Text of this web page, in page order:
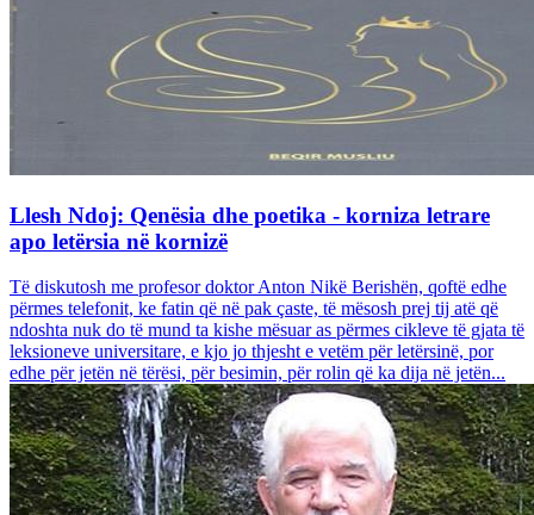
Llesh Ndoj: Qenësia dhe poetika - korniza letrare
apo letërsia në kornizë
Të diskutosh me profesor doktor Anton Nikë Berishën, qoftë edhe
përmes telefonit, ke fatin që në pak çaste, të mësosh prej tij atë që
ndoshta nuk do të mund ta kishe mësuar as përmes cikleve të gjata të
leksioneve universitare, e kjo jo thjesht e vetëm për letërsinë, por
edhe për jetën në tërësi, për besimin, për rolin që ka dija në jetën...